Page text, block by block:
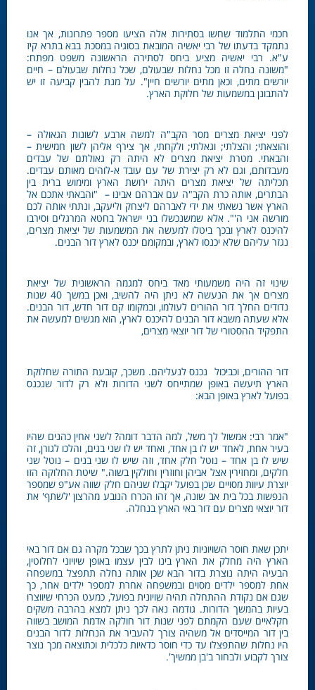
חכמי התלמוד שחשו בסתירות אלה הציעו מספר פתרונות, אך אנו
נתמקד בדעתו של רבי יאשיה המובאת בסוגיה במסכת בבא בתרא קיז
ע"א. רבי יאשיה מציע ביחס לסתירה הראשונה משפט מפתח:
"משונה נחלה זו מכל נחלות שבעולם, שכל נחלות שבעולם – חיים
יורשים מתים, וכאן מתים יורשים חיין". על מנת להבין קביעה זו יש
להתבונן במשמעות של חלוקת הארץ.
לפני יציאת מצרים מסר הקב"ה למשה ארבע לשונות הגאולה –
והוצאתי; והצלתי; וגאלתי; ולקחתי, אך צירף אליהן לשון חמישית –
והבאתי. מטרת יציאת מצרים לא היתה רק גאולתם של עבדים
מעבדותם, וגם לא רק יצירת של עם עובד א-לוהים מאותם עבדים.
תכליתה של יציאת מצרים היתה ירושת הארץ ומימוש ברית בין
הבתרים, אותה כרת הקב"ה עם אברהם אבינו – "והבאתי אתכם אל
הארץ אשר נשאתי את ידי לאברהם ליצחק וליעקב, ונתתי אותה לכם
מורשה אני ה'". אלא שמשנכשלו בני ישראל בחטא המרגלים וסירבו
להיכנס לארץ ובכך ביטלו למעשה את המשמעות של יציאת מצרים,
נגזר עליהם שלא יכנסו לארץ, ובמקומם יכנס לארץ דור הבנים.
שינוי זה היה משמעותי מאד ביחס למגמה הראשונית של יציאת
מצרים אך את הנעשה לא ניתן היה להשיב, ואכן במשך 40 שנות
נדודים החלך דור ההורים לעולמו, ובמקומו קם דור חדש, דור הבנים.
אלא שעתה משבא דור הבנים להיכנס לארץ, הוא מגשים למעשה את
התפקיד ההסטורי של דור יוצאי מצרים,
דור ההורים, וכביכול נכנס לנעליהם. משכך, קובעת התורה שחלוקת
הארץ תיעשה באופן שמתייחס לשני הדורות ולא רק לדור שנכנס
בפועל לארץ באופן הבא:
"אמר רבי: אמשול לך משל, למה הדבר דומה? לשני אחין כהנים שהיו
בעיר אחת, לאחד יש לו בן אחד, ואחד יש לו שני בנים, והלכו לגורן, זה
שיש לו בן אחד – נוטל חלק אחד, וזה שיש לו שני בנים – נוטל שני
חלקים, ומחזירין אצל אביהן וחוזרין וחולקין בשוה." שיטת החלוקה הזו
יוצרת עיוות מסויים שכן בפועל יקבלו שניהם חלק שווה אע"פ שמספר
הנפשות בכל בית אב שונה, אך זהו הכרח הנובע מהרצון 'לשתף' את
דור יוצאי מצרים עם דור באי הארץ בנחלה.
יתכן שאת חוסר השויוניות ניתן לתרץ בכך שבכל מקרה גם אם דור באי
הארץ היה מחלק את הארץ בינו לבין עצמו באופן שיויוני לחלוטין,
הבעיה היתה נוצרת בדור הבא שכן אותה נחלה תתפצל במשפחה
אחת למספר ילדים מסוים ובמשפחה אחרת למספר ילדים אחר, כך
שגם אם נקודת ההתחלה תהיה שויונית בפועל, כמעט הכרחי שיווצרו
בעיות בהמשך הדורות. גודמה נאה לכך ניתן למצא בהרבה משקים
חקלאיים שעם הקמתם לפני שנות דור חולקה אדמת המושב בשווה
בין דור המייסדים אל משהיה צורך להעביר את הנחלות לדור הבנים
היו נחלות שהתפצלו עד כדי חוסר כדאיות כלכלית וכתוצאה מכך נוצר
צורך לקבוע ולבחור ב'בן ממשיך'.